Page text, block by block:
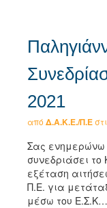
2021
από Δ.Α.Κ.Ε./Π.Ε
Σας ενημερώνω
συνεδριάσει
εξέταση
Π.Ε. για
μέσω του Ε.Σ.Κ…